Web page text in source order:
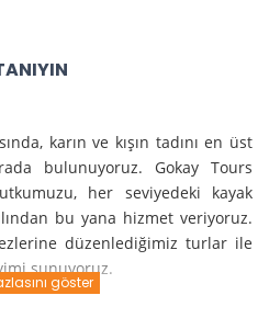
karın ve kışın tadını en üst
bulunuyoruz. Gokay Tours
her seviyedeki kayak
bu yana hizmet veriyoruz.
düzenlediğimiz turlar ile
sunuyoruz.